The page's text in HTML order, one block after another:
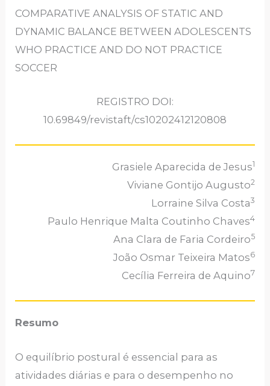
COMPARATIVE ANALYSIS OF STATIC AND
DYNAMIC BALANCE BETWEEN ADOLESCENTS
WHO PRACTICE AND DO NOT PRACTICE
SOCCER
REGISTRO DOI:
10.69849/revistaft/cs10202412120808
Grasiele Aparecida de Jesus1
Viviane Gontijo Augusto2
Lorraine Silva Costa3
Paulo Henrique Malta Coutinho Chaves4
Ana Clara de Faria Cordeiro5
João Osmar Teixeira Matos6
Cecília Ferreira de Aquino7
Resumo
O equilíbrio postural é essencial para as
atividades diárias e para o desempenho no